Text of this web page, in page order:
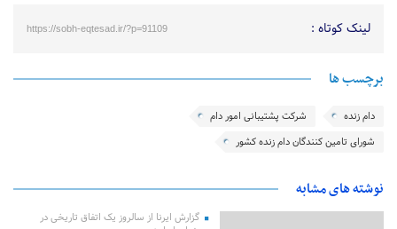
لینک کوتاه : https://sobh-eqtesad.ir/?p=91109
برچسب ها
دام زنده
شرکت پشتیبانی امور دام
شورای تامین کنندگان دام زنده کشور
نوشته های مشابه
گزارش ایرنا از سالروز یک اتفاق تاریخی در